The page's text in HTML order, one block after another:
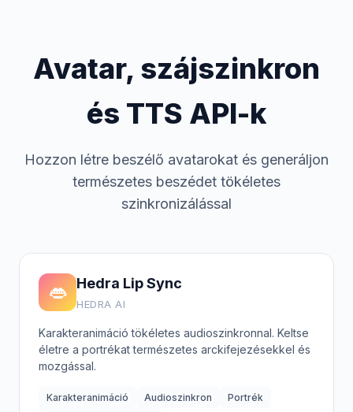
Avatar, szájszinkron
és TTS API-k
Hozzon létre beszélő avatarokat és generáljon
természetes beszédet tökéletes
szinkronizálással
👄 Hedra Lip Sync
HEDRA AI
Karakteranimáció tökéletes audioszinkronnal. Keltse
életre a portrékat természetes arckifejezésekkel és
mozgással.
Karakteranimáció Audioszinkron
Portrék